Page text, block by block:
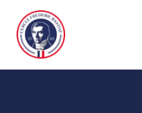
contenu